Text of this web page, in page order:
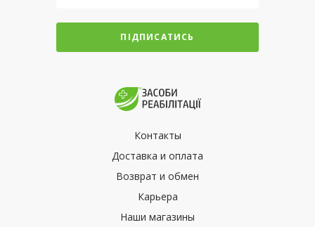
ПІДПИСАТИСЬ
Контакты
Доставка и оплата
Возврат и обмен
Карьера
Наши магазины